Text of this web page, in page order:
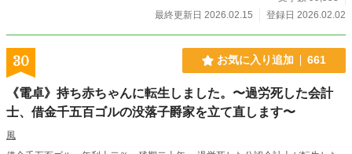
展させ、栄華を極める物語。
最終更新日 2026.02.15
登録日 2026.02.02
30 お気に入り追加 661
《電卓》持ち赤ちゃんに転生しました。〜過労死した会計
士、借金千五百ゴルの没落子爵家を立て直します〜
風